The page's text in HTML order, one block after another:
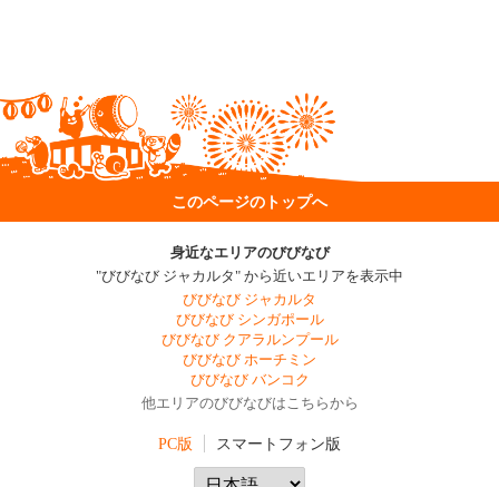
このページのトップへ
身近なエリアのびびなび
"びびなび ジャカルタ" から近いエリアを表示中
びびなび ジャカルタ
びびなび シンガポール
びびなび クアラルンプール
びびなび ホーチミン
びびなび バンコク
他エリアのびびなびはこちらから
PC版 スマートフォン版